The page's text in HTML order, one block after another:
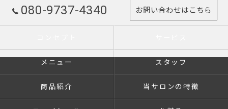
080-9737-4340 お問い合わせはこちら
メニュー スタッフ
商品紹介 当サロンの特徴